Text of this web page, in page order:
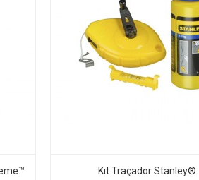
Kit Traçador Stanley®